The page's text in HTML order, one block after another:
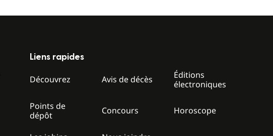
Liens rapides
Découvrez Avis de décès
Éditions
électroniques
Points de
dépôt
Concours Horoscope